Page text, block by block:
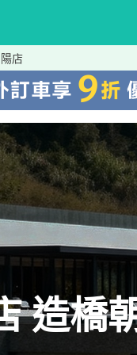
店
造橋